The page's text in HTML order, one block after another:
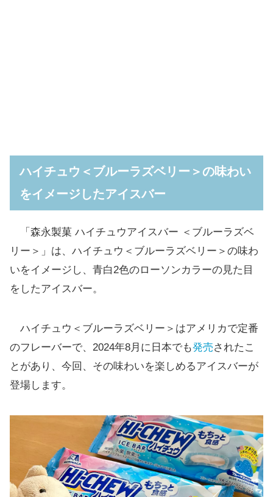
ハイチュウ＜ブルーラズベリー＞の味わい
をイメージしたアイスバー
「森永製菓 ハイチュウアイスバー ＜ブルーラズベ
リー＞」は、ハイチュウ＜ブルーラズベリー＞の味わ
いをイメージし、青白2色のローソンカラーの見た目
をしたアイスバー。
ハイチュウ＜ブルーラズベリー＞はアメリカで定番
のフレーバーで、2024年8月に日本でも発売されたこ
とがあり、今回、その味わいを楽しめるアイスバーが
登場します。